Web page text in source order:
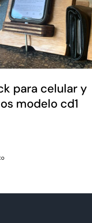
para celular y
modelo cd1